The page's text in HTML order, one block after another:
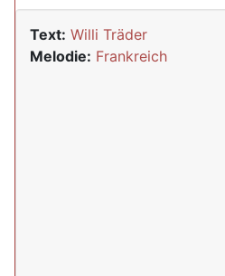
Text: Willi Träder
Melodie: Frankreich